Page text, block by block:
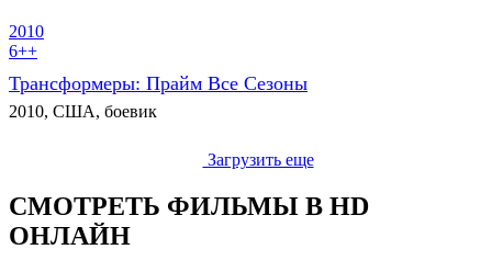
2010
6++
Трансформеры: Прайм Все Сезоны
2010, США, боевик
Загрузить еще
СМОТРЕТЬ ФИЛЬМЫ В HD
ОНЛАЙН